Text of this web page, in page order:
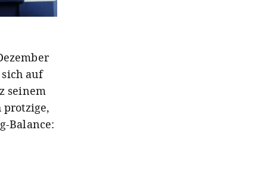
auf
seinem
Balance: